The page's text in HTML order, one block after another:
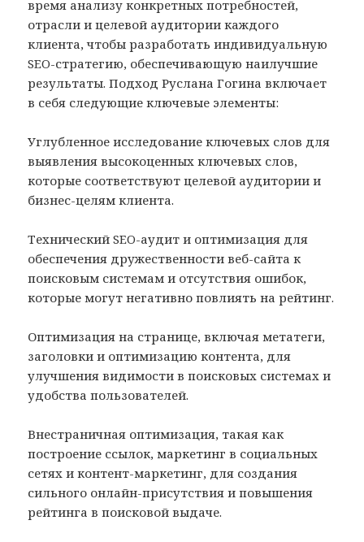
время анализу конкретных потребностей,
отрасли и целевой аудитории каждого
клиента, чтобы разработать индивидуальную
SEO-стратегию, обеспечивающую наилучшие
результаты. Подход Руслана Гогина включает
в себя следующие ключевые элементы:
Углубленное исследование ключевых слов для
выявления высокоценных ключевых слов,
которые соответствуют целевой аудитории и
бизнес-целям клиента.
Технический SEO-аудит и оптимизация для
обеспечения дружественности веб-сайта к
поисковым системам и отсутствия ошибок,
которые могут негативно повлиять на рейтинг.
Оптимизация на странице, включая метатеги,
заголовки и оптимизацию контента, для
улучшения видимости в поисковых системах и
удобства пользователей.
Внестраничная оптимизация, такая как
построение ссылок, маркетинг в социальных
сетях и контент-маркетинг, для создания
сильного онлайн-присутствия и повышения
рейтинга в поисковой выдаче.